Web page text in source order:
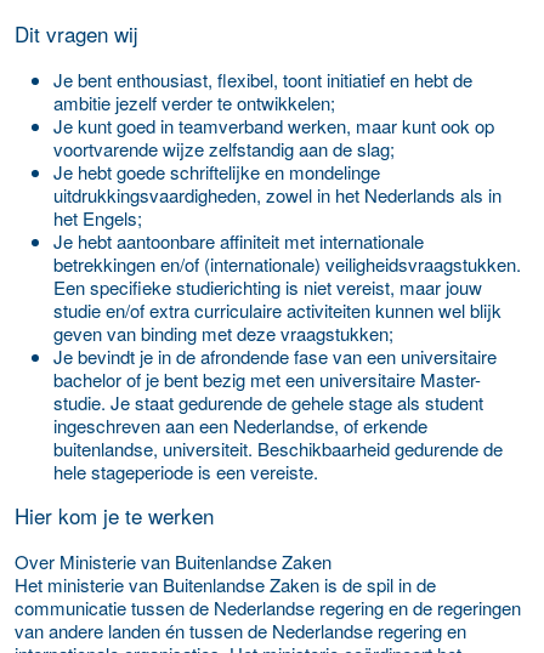
Dit vragen wij
Je bent enthousiast, flexibel, toont initiatief en hebt de
ambitie jezelf verder te ontwikkelen;
Je kunt goed in teamverband werken, maar kunt ook op
voortvarende wijze zelfstandig aan de slag;
Je hebt goede schriftelijke en mondelinge
uitdrukkingsvaardigheden, zowel in het Nederlands als in
het Engels;
Je hebt aantoonbare affiniteit met internationale
betrekkingen en/of (internationale) veiligheidsvraagstukken.
Een specifieke studierichting is niet vereist, maar jouw
studie en/of extra curriculaire activiteiten kunnen wel blijk
geven van binding met deze vraagstukken;
Je bevindt je in de afrondende fase van een universitaire
bachelor of je bent bezig met een universitaire Master-
studie. Je staat gedurende de gehele stage als student
ingeschreven aan een Nederlandse, of erkende
buitenlandse, universiteit. Beschikbaarheid gedurende de
hele stageperiode is een vereiste.
Hier kom je te werken
Over Ministerie van Buitenlandse Zaken
Het ministerie van Buitenlandse Zaken is de spil in de
communicatie tussen de Nederlandse regering en de regeringen
van andere landen én tussen de Nederlandse regering en